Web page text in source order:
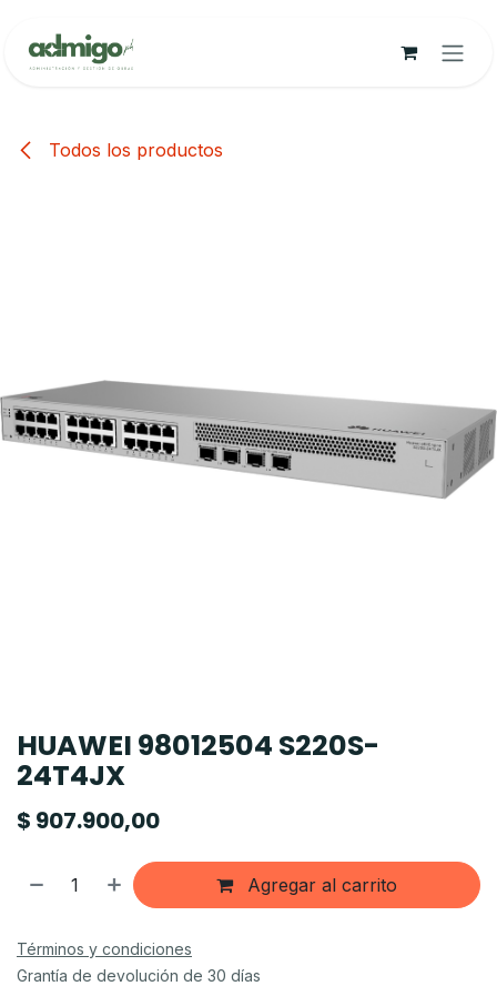
Todos los productos
HUAWEI 98012504 S220S-
24T4JX
$ 907.900,00
Agregar al carrito
Términos y condiciones
Grantía de devolución de 30 días